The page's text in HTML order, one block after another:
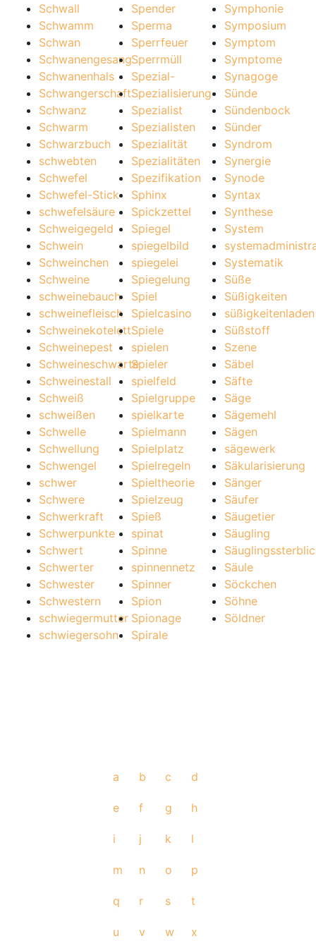
Schwall
Schwamm
Schwan
Schwanengesang
Schwanenhals
Schwangerschaft
Schwanz
Schwarm
Schwarzbuch
schwebten
Schwefel
Schwefel-Stick
schwefelsäure
Schweigegeld
Schwein
Schweinchen
Schweine
schweinebauch
schweinefleisch
Schweinekotelett
Schweinepest
Schweineschwarte
Schweinestall
Schweiß
schweißen
Schwelle
Schwellung
Schwengel
schwer
Schwere
Schwerkraft
Schwerpunkte
Schwert
Schwerter
Schwester
Schwestern
schwiegermutter
schwiegersohn
Spender
Sperma
Sperrfeuer
Sperrmüll
Spezial-
Spezialisierung
Spezialist
Spezialisten
Spezialität
Spezialitäten
Spezifikation
Sphinx
Spickzettel
Spiegel
spiegelbild
spiegelei
Spiegelung
Spiel
Spielcasino
Spiele
spielen
Spieler
spielfeld
Spielgruppe
spielkarte
Spielmann
Spielplatz
Spielregeln
Spieltheorie
Spielzeug
Spieß
spinat
Spinne
spinnennetz
Spinner
Spion
Spionage
Spirale
Symphonie
Symposium
Symptom
Symptome
Synagoge
Sünde
Sündenbock
Sünder
Syndrom
Synergie
Synode
Syntax
Synthese
System
Systematik
Süße
Süßigkeiten
süßigkeitenladen
Süßstoff
Szene
Säbel
Säfte
Säge
Sägemehl
Sägen
sägewerk
Säkularisierung
Sänger
Säufer
Säugetier
Säugling
Säule
Söckchen
Söhne
Söldner
a b c d
e f g h
i j k l
m n o p
q r s t
u v w x